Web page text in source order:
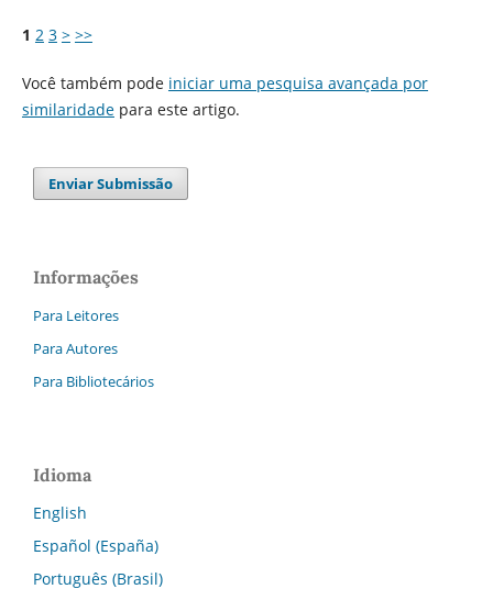
1 2 3 > >>
Você também pode iniciar uma pesquisa avançada por
similaridadepara este artigo.
Enviar Submissão
Informações
Para Leitores
Para Autores
Para Bibliotecários
Idioma
English
Español (España)
Português (Brasil)